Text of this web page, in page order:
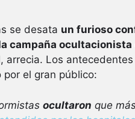
se desata un furioso
campaña ocultacionista
arrecia. Los
por el gran público:
ocultaron que